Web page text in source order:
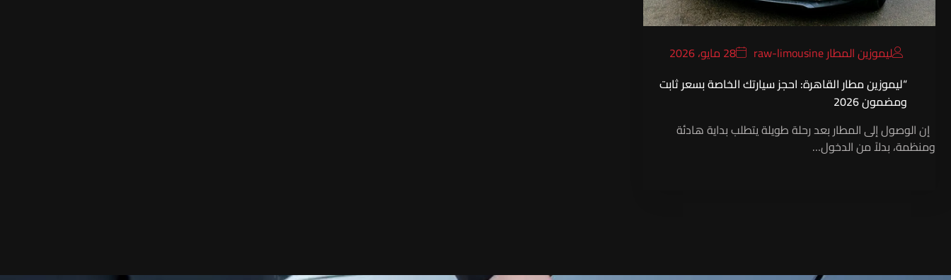
ليموزين المطار raw-limousine
28 مايو، 2026
“ليموزين مطار القاهرة: احجز سيارتك الخاصة بسعر ثابت
ومضمون 2026
إن الوصول إلى المطار بعد رحلة طويلة يتطلب بداية هادئة
ومنظمة، بدلاً من الدخول…